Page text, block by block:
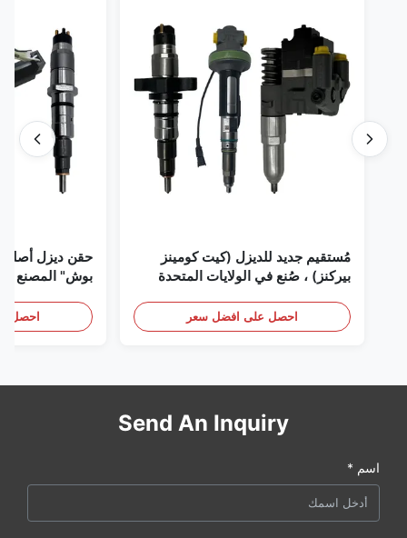
مُستقيم جديد للديزل (كيت كومينز
بيركنز) ، صُنع في الولايات المتحدة
(بيركنز) ، كل شيء جديد
احصل على افضل سعر
حقن ديزل
بوش" المصنع في
احصل
Send An Inquiry
اسم *